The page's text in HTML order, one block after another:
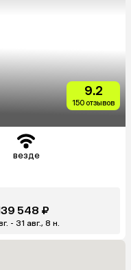
9.2
150 отзывов
везде
548 ₽
- 31 авг., 8 н.